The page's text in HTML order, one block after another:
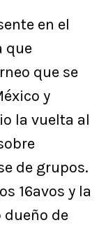
en el
que
que se
y
la vuelta al
de grupos.
16avos y la
dueño de